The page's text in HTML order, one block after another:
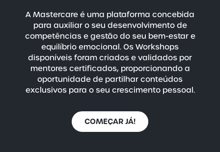
A Mastercare é uma plataforma concebida
para auxiliar o seu desenvolvimento de
competências e gestão do seu bem-estare
equilíbrio emocional. Os Workshops
disponíveis foram criados e validados por
mentores certificados, proporcionando a
oportunidade de partilhar conteúdos
exclusivos para o seu crescimento pessoal.
COMEÇAR JÁ!